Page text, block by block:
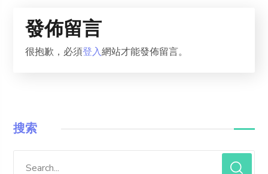
發佈留言
很抱歉，必須登入網站才能發佈留言。
搜索